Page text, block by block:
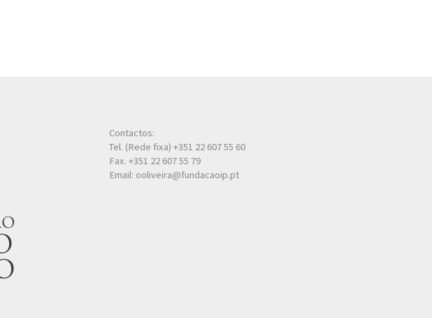
Contactos:
Tel. (Rede fixa) +351 22 607 55 60
Fax. +351 22 607 55 79
Email: ooliveira@fundacaoip.pt